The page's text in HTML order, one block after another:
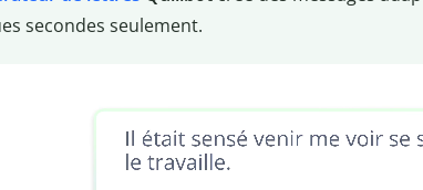
secondes seulement.